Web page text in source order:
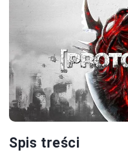
Spis treści